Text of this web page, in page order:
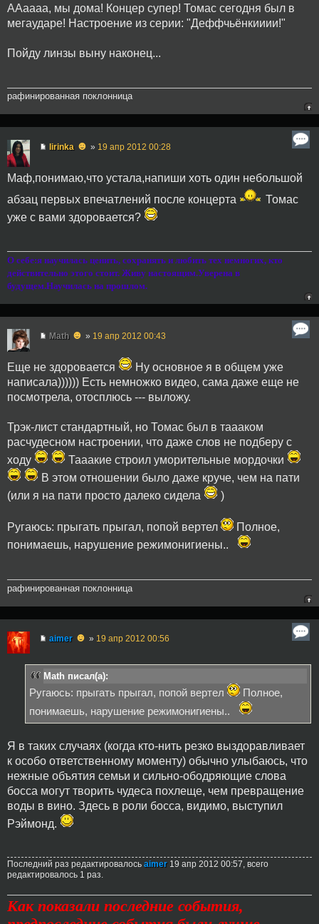
ААаааа, мы дома! Концер супер! Томас сегодня был в
мегаударе! Настроение из серии: "Деффчьёнкииии!"
Пойду линзы выну наконец...
рафинированная поклонница
lirinka ☻ » 19 апр 2012 00:28
Маф,понимаю,что устала,напиши хоть один небольшой
абзац первых впечатлений после концерта
Томас
уже с вами здоровается?
О себе:я научилась ценить, сохранять и любить тех немногих, кто
действительно этого стоит. Живу настоящим.Уверена в
будущем.Научилась на прошлом.
Math ☻ » 19 апр 2012 00:43
Еще не здоровается
Ну основное я в общем уже
написала)))))) Есть немножко видео, сама даже еще не
посмотрела, отосплюсь --- выложу.
Трэк-лист стандартный, но Томас был в таааком
расчудесном настроении, что даже слов не подберу с
ходу
Тааакие строил уморительные мордочки
В этом отношении было даже круче, чем на пати
(или я на пати просто далеко сидела
)
Ругаюсь: прыгать прыгал, попой вертел
Полное,
понимаешь, нарушение режимонигиены..
рафинированная поклонница
aimer ☻ » 19 апр 2012 00:56
Math писал(а):
Ругаюсь: прыгать прыгал, попой вертел
Полное,
понимаешь, нарушение режимонигиены..
Я в таких случаях (когда кто-нить резко выздоравливает
к особо ответственному моменту) обычно улыбаюсь, что
нежные объятия семьи и сильно-ободряющие слова
босса могут творить чудеса похлеще, чем превращение
воды в вино. Здесь в роли босса, видимо, выступил
Рэймонд.
Последний раз редактировалось aimer 19 апр 2012 00:57, всего
редактировалось 1 раз.
Как показали последние события,